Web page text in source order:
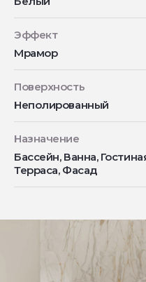
Эффект
Мрамор
Поверхность
Неполированный
Назначение
Бассейн, Ванна,
Терраса, Фасад